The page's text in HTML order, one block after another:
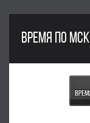
ВРЕМЯ ПО МСК